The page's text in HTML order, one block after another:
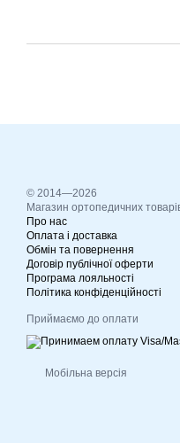
© 2014—2026
Магазин ортопедичних
Про нас
Оплата і доставка
Обмін та повернення
Договір публічної оферти
Програма лояльності
Політика конфіденційності
Приймаємо до оплати
Мобільна версія